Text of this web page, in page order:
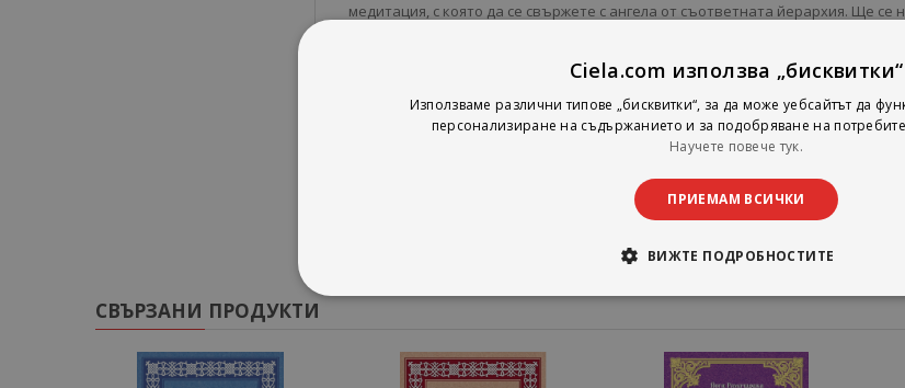
медитация, с която да се свържете с ангела от съответната йерархия. Ще се
други хора, животни и на целия свят. Работата с ангелите отваря ума за
присъствие и повишава осъзнаването на ангелското царство, което чака да
човешкото сърце.
СВЪРЗАНИ ПРОДУКТИ
Ciela.com използва „бисквитки“
Използваме различни типове „бисквитки“, за да може уебсайтът да
персонализиране на съдържанието и за подобряване на
Научете повече тук.
ПРИЕМАМ ВСИЧКИ
ВИЖТЕ ПОДРОБНОСТИТЕ